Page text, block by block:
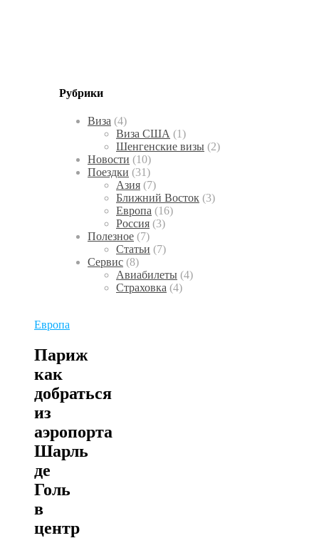
Рубрики
Виза (4)
Виза США (1)
Шенгенские визы (2)
Новости (10)
Поездки (31)
Азия (7)
Ближний Восток (3)
Европа (16)
Россия (3)
Полезное (7)
Статьи (7)
Сервис (8)
Авиабилеты (4)
Страховка (4)
Европа
Париж
как
добраться
из
аэропорта
Шарль
де
Голь
в
центр